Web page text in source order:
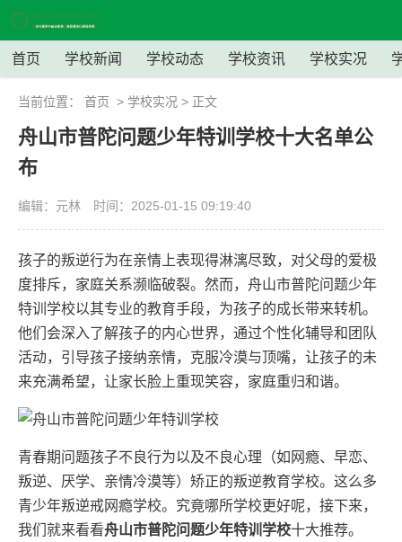
首页 学校新闻 学校动态 学校资讯 学校实况
当前位置： 首页 > 学校实况 > 正文
舟山市普陀问题少年特训学校十大名单公
布
编辑：元林 时间：2025-01-15 09:19:40
孩子的叛逆行为在亲情上表现得淋漓尽致，对父母的爱极
度排斥，家庭关系濒临破裂。然而，舟山市普陀问题少年
特训学校以其专业的教育手段，为孩子的成长带来转机。
他们会深入了解孩子的内心世界，通过个性化辅导和团队
活动，引导孩子接纳亲情，克服冷漠与顶嘴，让孩子的未
来充满希望，让家长脸上重现笑容，家庭重归和谐。
青春期问题孩子不良行为以及不良心理（如网瘾、早恋、
叛逆、厌学、亲情冷漠等）矫正的叛逆教育学校。这么多
青少年叛逆戒网瘾学校。究竟哪所学校更好呢，接下来，
我们就来看看舟山市普陀问题少年特训学校十大推荐。